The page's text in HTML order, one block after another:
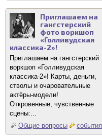
Приглашаем на
гангстерский
фото воркшоп
«Голливудская
классика-2»!
Приглашаем на гангстерский
воркшоп «Голливудская
классика-2»! Карты, деньги,
стволы и очаровательные
актёры-модели!
Откровенные, чувственные
сцены:...
Общие вопросы
события